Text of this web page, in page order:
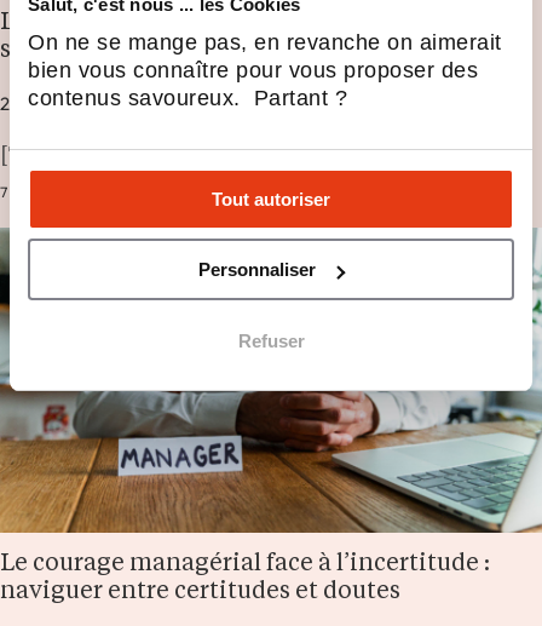
Salut, c'est nous ... les Cookies
On ne se mange pas, en revanche on aimerait
bien vous connaître pour vous proposer des
contenus savoureux. Partant ?
Tout autoriser
Personnaliser
Refuser
Les absurdités managériales : derrière le
sourire, la violence du modèle américain
24 FÉV 2025
[Tribune] Les nouveaux mots à la mode dans…
7 MIN.
Le courage managérial face à l’incertitude :
naviguer entre certitudes et doutes